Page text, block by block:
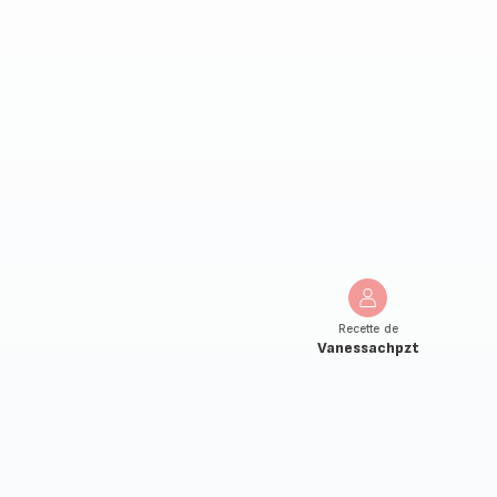
Recette de
Vanessachpzt